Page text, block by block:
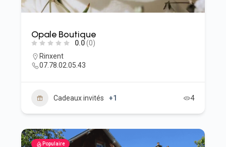
Opale Boutique
0.0(0)
Rinxent
07.78.02.05.43
Cadeaux invités +1 4
Populaire